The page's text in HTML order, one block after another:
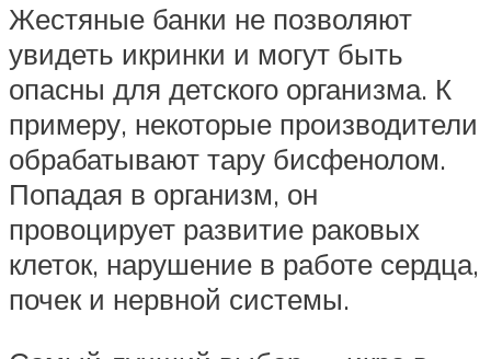
Жестяные банки не позволяют
увидеть икринки и могут быть
опасны для детского организма. К
примеру, некоторые производители
обрабатывают тару бисфенолом.
Попадая в организм, он
провоцирует развитие раковых
клеток, нарушение в работе сердца,
почек и нервной системы.